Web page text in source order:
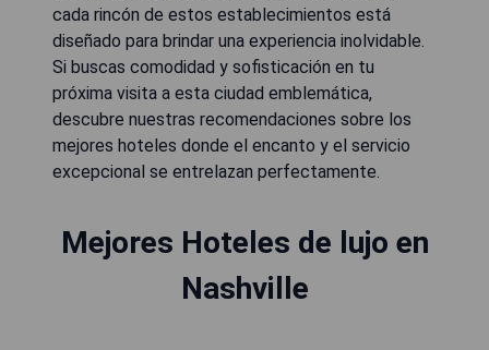
cada rincón de estos establecimientos está
diseñado para brindar una experiencia inolvidable.
Si buscas comodidad y sofisticación en tu
próxima visita a esta ciudad emblemática,
descubre nuestras recomendaciones sobre los
mejores hoteles donde el encanto y el servicio
excepcional se entrelazan perfectamente.
Mejores Hoteles de lujo en
Nashville